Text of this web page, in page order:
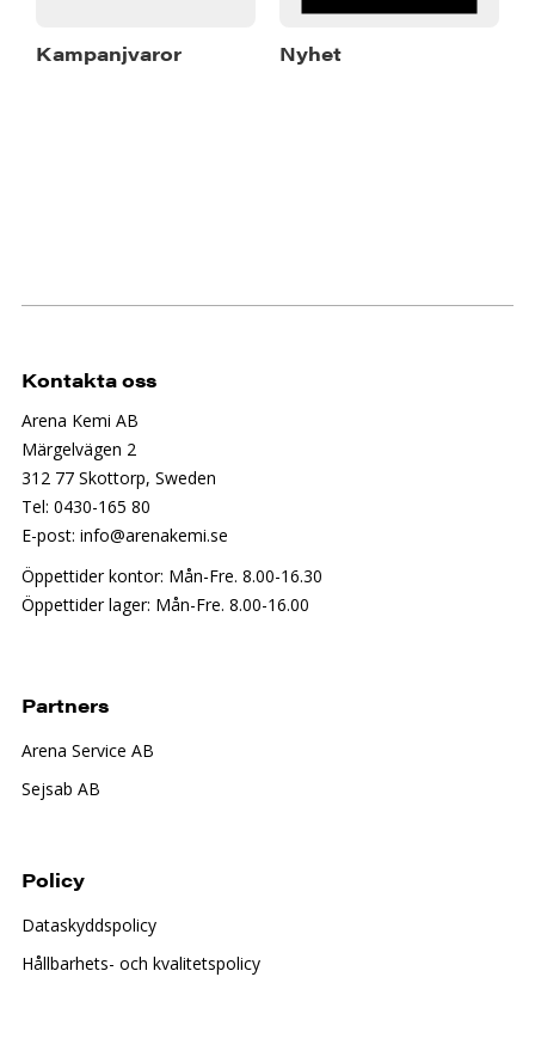
Kampanjvaror Nyhet
Kontakta oss
Arena Kemi AB
Märgelvägen 2
312 77 Skottorp, Sweden
Tel: 0430-165 80
E-post: info@arenakemi.se
Öppettider kontor: Mån-Fre. 8.00-16.30
Öppettider lager: Mån-Fre. 8.00-16.00
Partners
Arena Service AB
Sejsab AB
Policy
Dataskyddspolicy
Hållbarhets- och kvalitetspolicy